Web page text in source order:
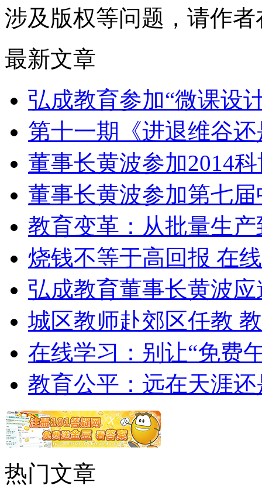
涉及版权等问题，请作
最新文章
弘成教育参加“微课设
第十一期《进退维谷
董事长黄波参加2014
董事长黄波参加第七
教育变革：从批量生
烧钱不等于高回报 在
弘成教育董事长黄波
城区教师赴郊区任教
在线学习：别让“免费
教育公平：远在天涯
热门文章